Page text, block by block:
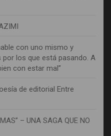
con uno mismo y
los que está pasando. A
con estar mal”
de editorial Entre
– UNA SAGA QUE NO